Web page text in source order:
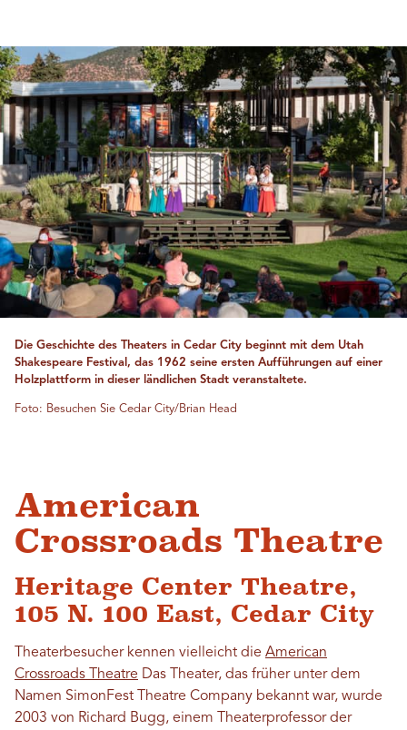
Die Geschichte des Theaters in Cedar City beginnt mit dem Utah
Shakespeare Festival, das 1962 seine ersten Aufführungen auf einer
Holzplattform in dieser ländlichen Stadt veranstaltete.
Foto: Besuchen Sie Cedar City/Brian Head
American
Crossroads Theatre
Heritage Center Theatre,
105 N. 100 East, Cedar City
Theaterbesucher kennen vielleicht die American
Crossroads Theatre Das Theater, das früher unter dem
Namen SimonFest Theatre Company bekannt war, wurde
2003 von Richard Bugg, einem Theaterprofessor der